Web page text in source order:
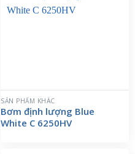
SẢN PHẨM KHÁC
Bơm định lượng Blue
White C 6250HV